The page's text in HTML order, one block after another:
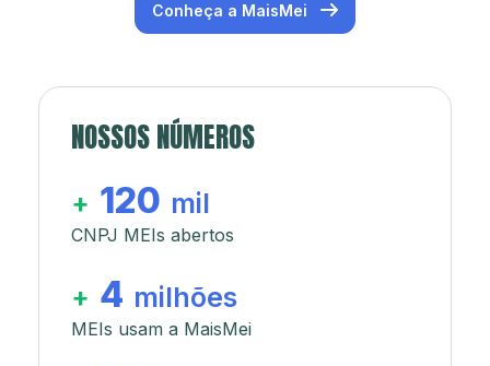
Conheça a MaisMei
NOSSOS NÚMEROS
+ 120 mil
CNPJ MEIs abertos
+ 4 milhões
MEIs usam a MaisMei